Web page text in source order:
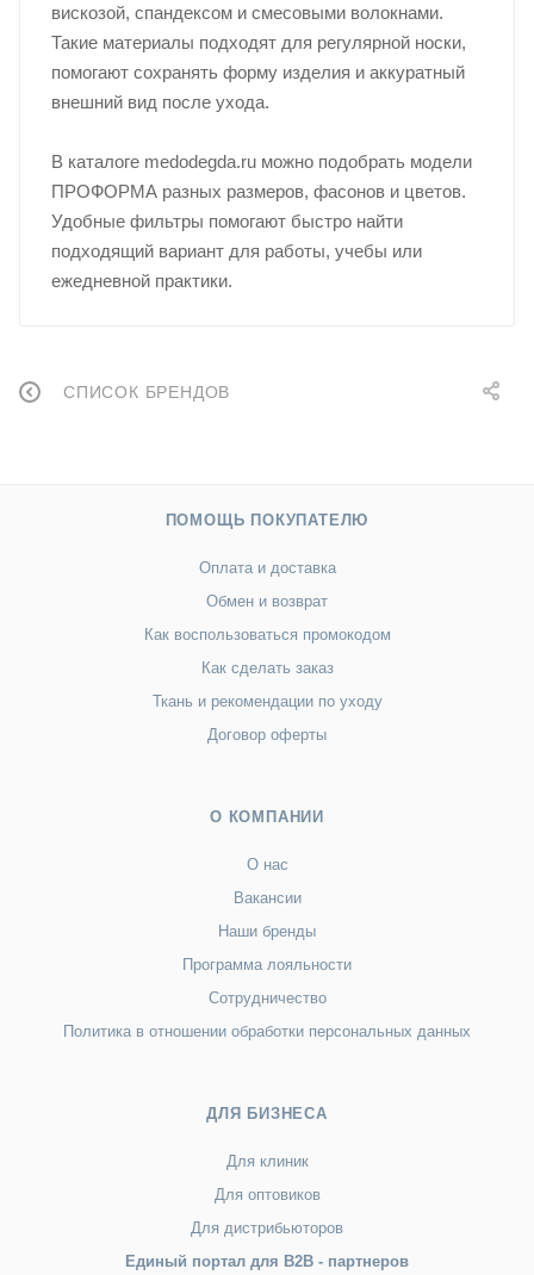
вискозой, спандексом и смесовыми волокнами.
Такие материалы подходят для регулярной носки,
помогают сохранять форму изделия и аккуратный
внешний вид после ухода.
В каталоге medodegda.ru можно подобрать модели
ПРОФОРМА разных размеров, фасонов и цветов.
Удобные фильтры помогают быстро найти
подходящий вариант для работы, учебы или
ежедневной практики.
СПИСОК БРЕНДОВ
ПОМОЩЬ ПОКУПАТЕЛЮ
Оплата и доставка
Обмен и возврат
Как воспользоваться промокодом
Как сделать заказ
Ткань и рекомендации по уходу
Договор оферты
О КОМПАНИИ
О нас
Вакансии
Наши бренды
Программа лояльности
Сотрудничество
Политика в отношении обработки персональных данных
ДЛЯ БИЗНЕСА
Для клиник
Для оптовиков
Для дистрибьюторов
Единый портал для B2B - партнеров